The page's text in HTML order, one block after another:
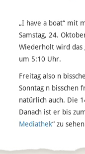
„I have a boat“ mit
Samstag, 24.
Wiederholt wird das
um 5:10 Uhr.
Freitag also n
Sonntag n bisschen
natürlich auch. Die
Danach ist er bis
Mediathek“ zu